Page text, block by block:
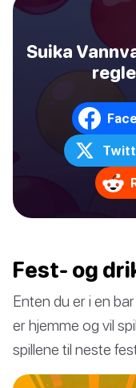
Suika
Fest- og
Enten du er i en
er hjemme og vil
spillene til neste